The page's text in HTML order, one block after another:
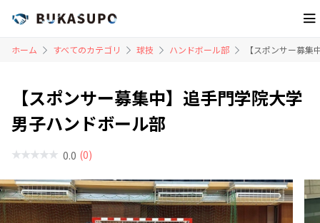
ホーム すべてのカテゴリ 球技 ハンドボール部 【スポンサー募
【スポンサー募集中】追手門学院大学
男子ハンドボール部
0.0 (0)